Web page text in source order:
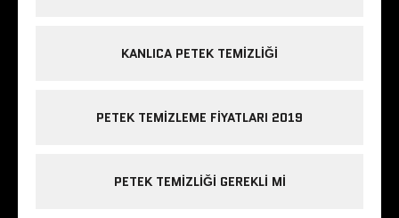
KANLICA PETEK TEMIZLIĞI
PETEK TEMIZLEME FIYATLARI 2019
PETEK TEMIZLIĞI GEREKLI MI